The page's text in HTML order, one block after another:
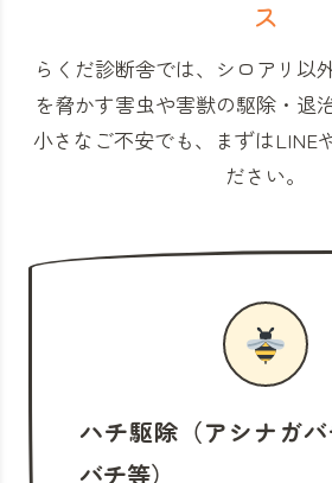
ス
らくだ診断舎では、シロアリ以
を脅かす害虫や害獣の駆除・退
小さなご不安でも、まずはLINE
ださい。
ハチ駆除（アシナガ
バチ等）